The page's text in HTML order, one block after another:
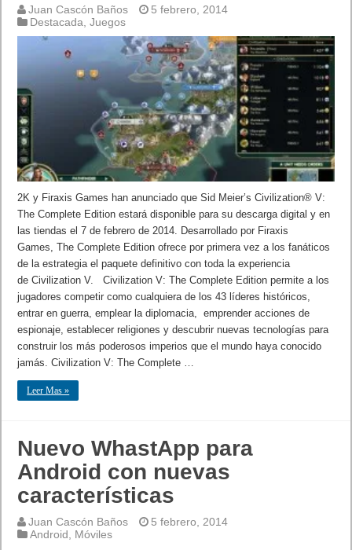
Juan Cascón Baños
5 febrero, 2014
Destacada ,Juegos
2K y Firaxis Games han anunciado que Sid Meier’s Civilization® V:
The Complete Edition estará disponible para su descarga digital y en
las tiendas el 7 de febrero de 2014. Desarrollado por Firaxis
Games, The Complete Edition ofrece por primera vez a los fanáticos
de la estrategia el paquete definitivo con toda la experiencia
de Civilization V. Civilization V: The Complete Edition permite a los
jugadores competir como cualquiera de los 43 líderes históricos,
entrar en guerra, emplear la diplomacia, emprender acciones de
espionaje, establecer religiones y descubrir nuevas tecnologías para
construir los más poderosos imperios que el mundo haya conocido
jamás. Civilization V: The Complete …
Leer Mas »
Nuevo WhastApp para
Android con nuevas
características
Juan Cascón Baños
5 febrero, 2014
Android, Móviles